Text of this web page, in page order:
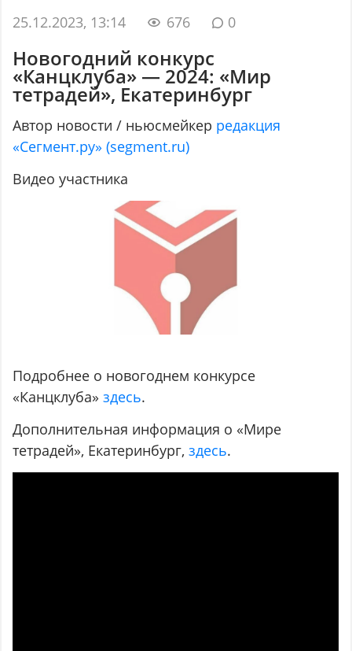
25.12.2023, 13:14 676 0
Новогодний конкурс
«Канцклуба» — 2024: «Мир
тетрадей», Екатеринбург
Автор новости / ньюсмейкер редакция
«Сегмент.ру» (segment.ru)
Видео участника
Подробнее о новогоднем конкурсе
«Канцклуба»здесь.
Дополнительная информация о «Мире
тетрадей», Екатеринбург,здесь.